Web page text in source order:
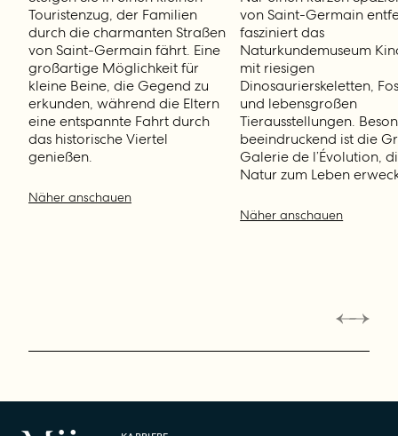
Touristenzug, der Familien
durch die charmanten Straßen
von Saint-Germain fährt. Eine
großartige Möglichkeit für
kleine Beine, die Gegend zu
erkunden, während die Eltern
eine entspannte Fahrt durch
das historische Viertel
genießen.
Näher anschauen
von Saint-Germain
fasziniert das
Naturkundemuseum
mit riesigen
Dinosaurierskeletten,
und lebensgroßen
Tierausstellungen.
beeindruckend ist die
Galerie de l’Évolution,
Natur zum Leben
Näher anschauen